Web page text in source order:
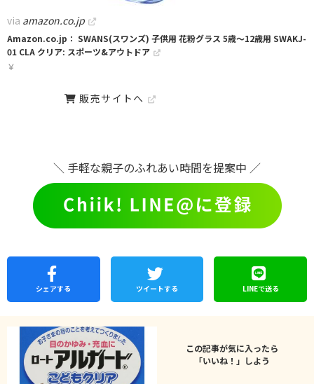
via amazon.co.jp
Amazon.co.jp： SWANS(スワンズ) 子供用 花粉グラス 5歳〜12歳用 SWAKJ-
01 CLA クリア: スポーツ&アウトドア
￥
販売サイトへ
＼ 手軽な親子のふれあい時間を提案中 ／
シェアする ツイートする LINEで送る
この記事が気に入ったら
「いいね！」しよう